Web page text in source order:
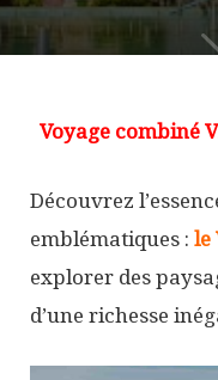
Voyage combiné
Découvrez
emblématiques : le
explorer des
d’une richesse